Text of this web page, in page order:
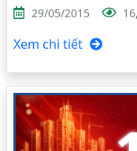
29/05/2015
Xem chi tiết